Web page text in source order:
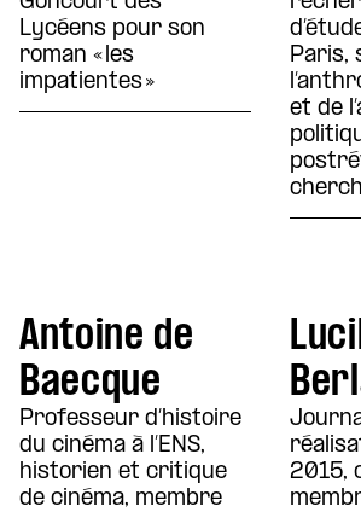
Lycéens pour son
roman « les
impatientes »
Paris,
et de
Antoine de
Baecque
Professeur d’histoire
du cinéma à l’ENS,
historien et critique
de cinéma, membre
2015,